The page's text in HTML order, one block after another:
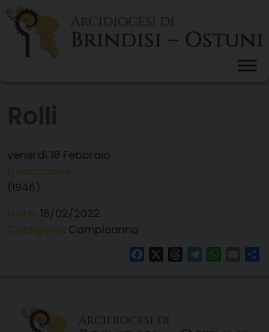
Skip
content
venerdì 18 Febbraio
(1946)
18/02/2022
Compleanno
FacebookThreadsTelegram Email